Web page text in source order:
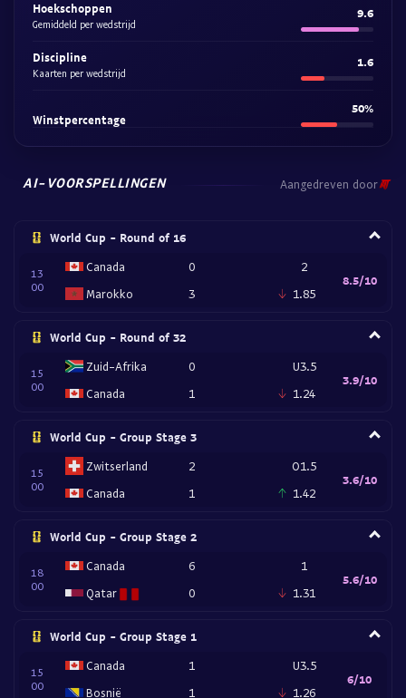
Hoekschoppen
Gemiddeld per wedstrijd
9.6
Discipline
Kaarten per wedstrijd
1.6
Winstpercentage
50%
AI-VOORSPELLINGEN Aangedreven door
World Cup - Round of 16
13
00
Canada
Marokko
0
3
2
1.85
8.5/10
World Cup - Round of 32
15
00
Zuid-Afrika
Canada
0
1
U3.5
1.24
3.9/10
World Cup - Group Stage 3
15
00
Zwitserland
Canada
2
1
O1.5
1.42
3.6/10
World Cup - Group Stage 2
18
00
Canada
Qatar
6
0
1
1.31
5.6/10
World Cup - Group Stage 1
15
00
Canada
Bosnië
1
1
U3.5
1.26
6/10